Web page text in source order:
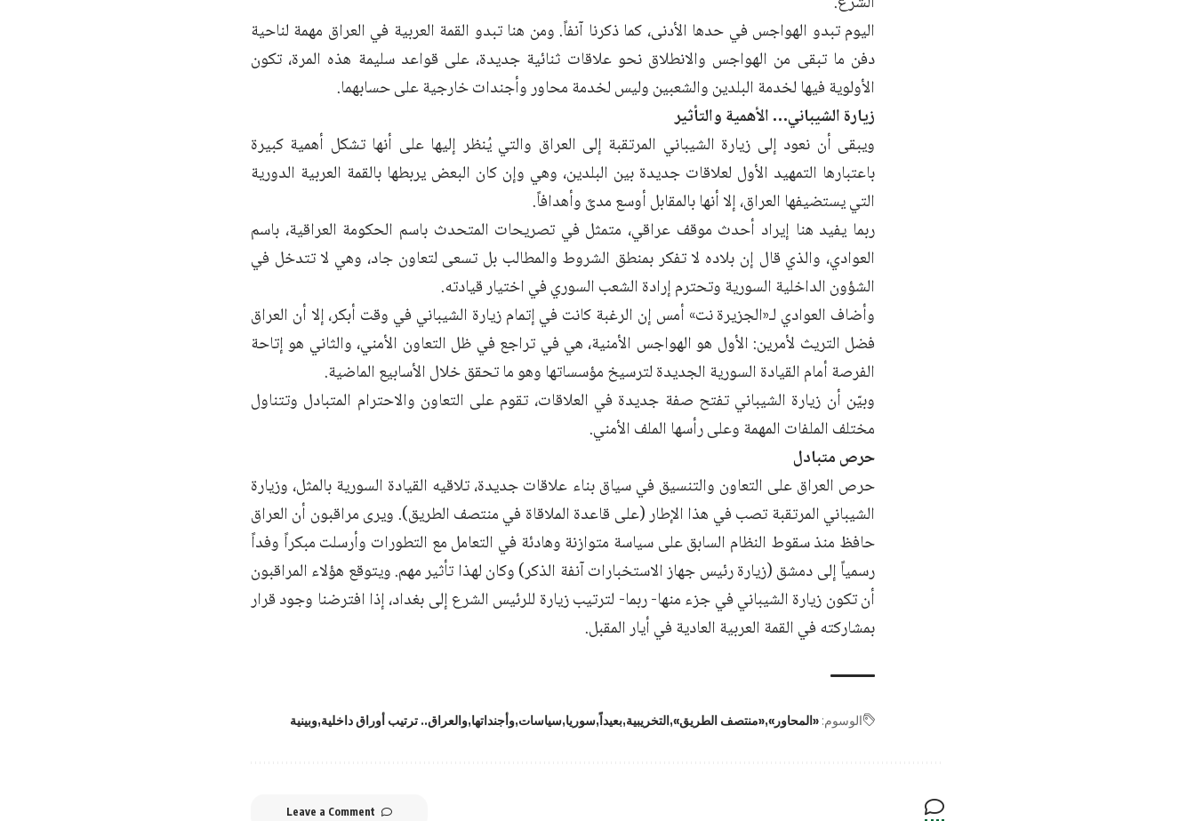
اليوم تبدو الهواجس في حدها الأدنى، كما ذكرنا آنفاً. ومن هنا تبدو القمة العربية في العراق مهمة لناحية
دفن ما تبقى من الهواجس والانطلاق نحو علاقات ثنائية جديدة، على قواعد سليمة هذه المرة، تكون
الأولوية فيها لخدمة البلدين والشعبين وليس لخدمة محاور وأجندات خارجية على حسابهما.
زيارة الشيباني… الأهمية والتأثير
ويبقى أن نعود إلى زيارة الشيباني المرتقبة إلى العراق والتي يُنظر إليها على أنها تشكل أهمية كبيرة
باعتبارها التمهيد الأول لعلاقات جديدة بين البلدين، وهي وإن كان البعض يربطها بالقمة العربية الدورية
التي يستضيفها العراق، إلا أنها بالمقابل أوسع مدىً وأهدافاً.
ربما يفيد هنا إيراد أحدث موقف عراقي، متمثل في تصريحات المتحدث باسم الحكومة العراقية، باسم
العوادي، والذي قال إن بلاده لا تفكر بمنطق الشروط والمطالب بل تسعى لتعاون جاد، وهي لا تتدخل في
الشؤون الداخلية السورية وتحترم إرادة الشعب السوري في اختيار قيادته.
وأضاف العوادي لـ«الجزيرة نت» أمس إن الرغبة كانت في إتمام زيارة الشيباني في وقت أبكر، إلا أن العراق
فضل التريث لأمرين: الأول هو الهواجس الأمنية، هي في تراجع في ظل التعاون الأمني، والثاني هو إتاحة
الفرصة أمام القيادة السورية الجديدة لترسيخ مؤسساتها وهو ما تحقق خلال الأسابيع الماضية.
وبيّن أن زيارة الشيباني تفتح صفة جديدة في العلاقات، تقوم على التعاون والاحترام المتبادل وتتناول
مختلف الملفات المهمة وعلى رأسها الملف الأمني.
حرص متبادل
حرص العراق على التعاون والتنسيق في سياق بناء علاقات جديدة، تلاقيه القيادة السورية بالمثل، وزيارة
الشيباني المرتقبة تصب في هذا الإطار (على قاعدة الملاقاة في منتصف الطريق). ويرى مراقبون أن العراق
حافظ منذ سقوط النظام السابق على سياسة متوازنة وهادئة في التعامل مع التطورات وأرسلت مبكراً وفداً
رسمياً إلى دمشق (زيارة رئيس جهاز الاستخبارات آنفة الذكر) وكان لهذا تأثير مهم. ويتوقع هؤلاء المراقبون
أن تكون زيارة الشيباني في جزء منها- ربما- لترتيب زيارة للرئيس الشرع إلى بغداد، إذا افترضنا وجود قرار
بمشاركته في القمة العربية العادية في أيار المقبل.
الوسوم: «المحاور» «منتصف الطريق» التخريبية بعيداً سوريا سياسات وأجنداتها والعراق.. ترتيب أوراق داخلية وبينية
Leave a Comment